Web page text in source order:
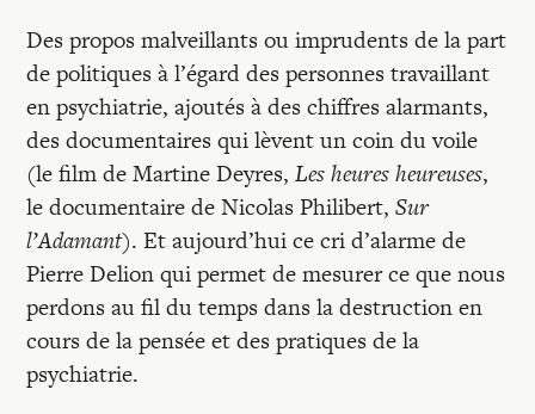
Entretiens
Revues
Colloque
Mon panier
Des propos malveillants ou imprudents de la part
de politiques à l’égard des personnes travaillant
en psychiatrie, ajoutés à des chiffres alarmants,
des documentaires qui lèvent un coin du voile
(le film de Martine Deyres,Les heures heureuses,
le documentaire de Nicolas Philibert,Sur
l’Adamant). Et aujourd’hui ce cri d’alarme de
Pierre Delion qui permet de mesurer ce que nous
perdons au fil du temps dans la destruction en
cours de la pensée et des pratiques de la
psychiatrie.